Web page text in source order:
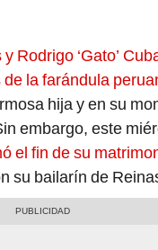
Rodrigo ‘Gato’
la farándula
hija y en su
embargo, este
el fin de su
su bailarín de